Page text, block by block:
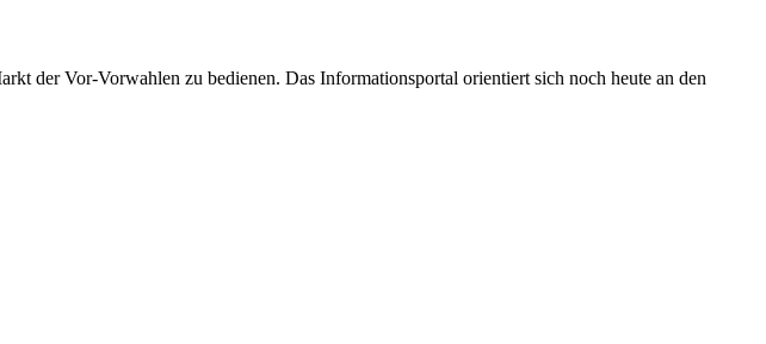
der Vor-Vorwahlen zu bedienen. Das Informationsportal orientiert sich noch heute an den